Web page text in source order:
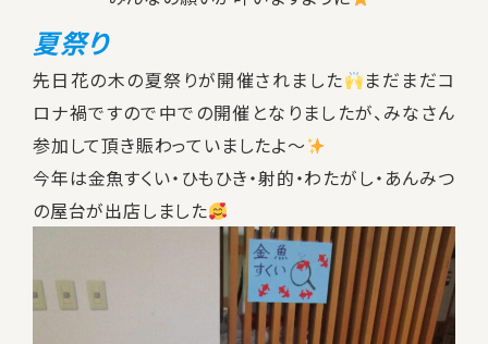
夏祭り
先日花の木の夏祭りが開催されました
まだまだコ
ロナ禍ですので中での開催となりましたが、みなさん
参加して頂き賑わっていましたよ～
今年は金魚すくい・ひもひき・射的・わたがし・あんみつ
の屋台が出店しました